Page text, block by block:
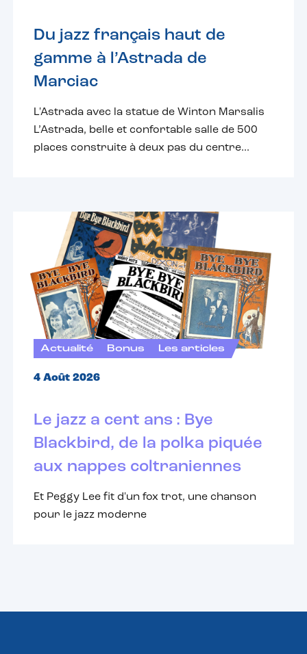
Du jazz français haut de
gamme à l’Astrada de
Marciac
L'Astrada avec la statue de Winton Marsalis
L’Astrada, belle et confortable salle de 500
places construite à deux pas du centre...
Actualité Bonus Les articles
4 Août 2026
Le jazz a cent ans : Bye
Blackbird, de la polka piquée
aux nappes coltraniennes
Et Peggy Lee fit d'un fox trot, une chanson
pour le jazz moderne